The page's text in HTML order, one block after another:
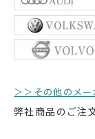
＞＞その他のメ
弊社商品のご注